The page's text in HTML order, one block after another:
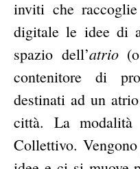
inviti che
digitale le idee di
spazio dell’atrio(o
contenitore di
destinati ad un
città. La
Collettivo.